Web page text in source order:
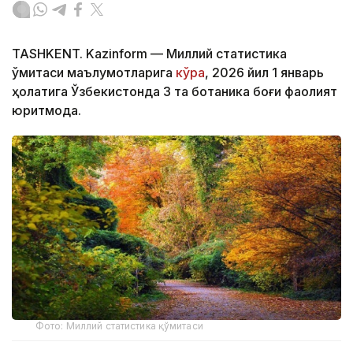
TASHKENT. Kazinform — Миллий статистика
қўмитаси маълумотларига кўра, 2026 йил 1 январь
ҳолатига Ўзбекистонда 3 та ботаника боғи фаолият
юритмоқда.
Фото: Миллий статистика қўмитаси